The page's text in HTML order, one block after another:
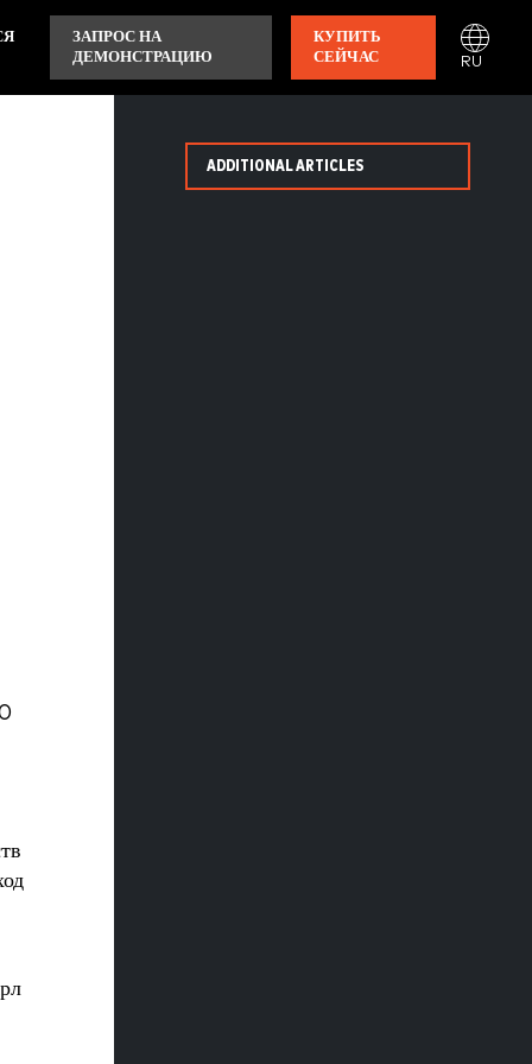
ЗАПРОС НА
ДЕМОНСТРАЦИЮ
КУПИТЬ
СЕЙЧАС
RU
ADDITIONAL ARTICLES